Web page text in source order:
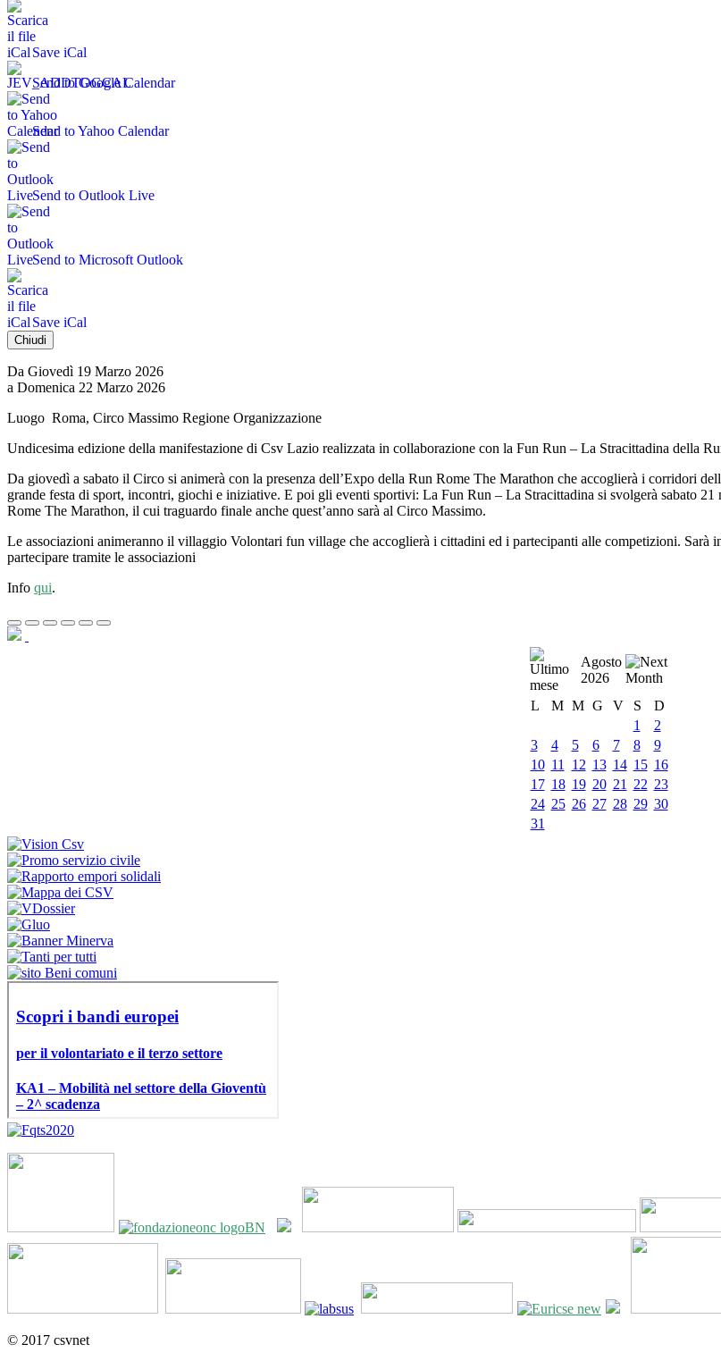
Save iCal
Send to Google Calendar
Send to Yahoo Calendar
Send to Outlook Live
Send to Microsoft Outlook
Save iCal
Chiudi
Da Giovedì 19 Marzo 2026
a Domenica 22 Marzo 2026
Luogo Roma, Circo Massimo Regione Organizzazione
Undicesima edizione della manifestazione di Csv Lazio realizzata in collaborazione con la Fun Run – La Stracittadina della
Da giovedì a sabato il Circo si animerà con la presenza dell’Expo della Run Rome The Marathon che accoglierà i corridori
grande festa di sport, incontri, giochi e iniziative. E poi gli eventi sportivi: La Fun Run – La Stracittadina si svolgerà sabato
Rome The Marathon, il cui traguardo finale anche quest’anno sarà al Circo Massimo.
Le associazioni animeranno il villaggio Volontari fun village che accoglierà i cittadini ed i partecipanti alle competizioni. Sarà
partecipare tramite le associazioni
Info qui.
Agosto
2026
L
M M G V S
D
1
2
3
4 5 6 7 8
9
10 11 12 13 14 15 16
17 18 19 20 21 22 23
24 25 26 27 28 29 30
31
© 2017 csvnet